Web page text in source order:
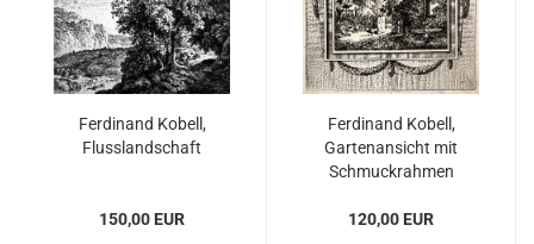
Ferdinand Kobell,
Flusslandschaft
150,00 EUR
Ferdinand Kobell,
Gartenansicht mit
Schmuckrahmen
120,00 EUR